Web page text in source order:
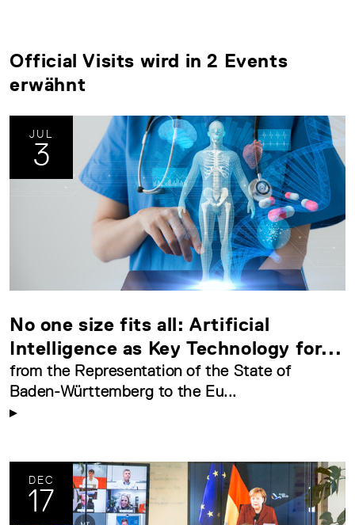
Official Visits wird in 2 Events
erwähnt
JUL
3
No one size fits all: Artificial
Intelligence as Key Technology for...
from the Representation of the State of
Baden-Württemberg to the Eu...
DEC
17